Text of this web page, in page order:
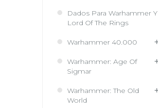
Dados Para Warhammer Y
Lord Of The Rings
Warhammer 40.000
Warhammer: Age Of
Sigmar
Warhammer: The Old
World